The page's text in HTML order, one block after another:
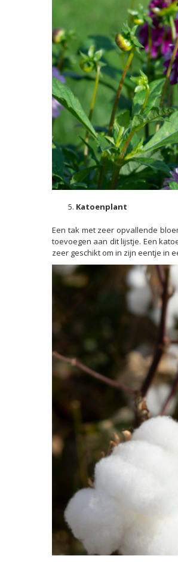
Katoenplant
Een tak met zeer opvallende
toevoegen aan dit lijstje. Een
zeer geschikt om in zijn eentje in